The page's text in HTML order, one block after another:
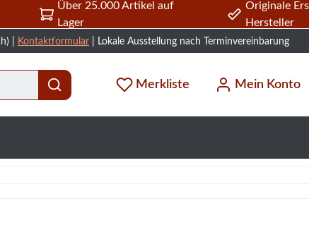
Über 25.000 Artikel auf
Lager
Originale
Hersteller
| Kontaktformular | Lokale Ausstellung nach Terminvereinbarung
Merkliste Mein Konto